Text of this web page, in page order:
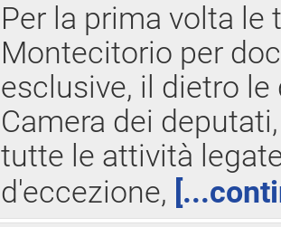
Per la prima volta le
Montecitorio per
esclusive, il dietro
Camera dei
tutte le attività
d'eccezione,